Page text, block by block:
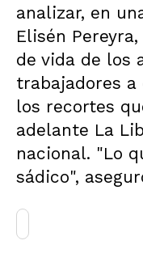
analizar, en
Elisén
de vida de los
trabajadores a
los recortes
adelante La
nacional. "Lo
sádico",